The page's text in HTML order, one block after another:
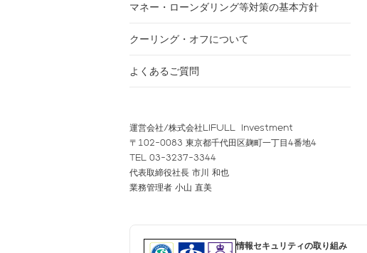
マネー・ローンダリング等対策の基本方針
クーリング・オフについて
よくあるご質問
運営会社/株式会社LIFULL Investment
〒102-0083 東京都千代田区麹町一丁目4番地4
TEL 03-3237-3344
代表取締役社長 市川 和也
業務管理者 小山 直美
情報セキュリティの取り組み